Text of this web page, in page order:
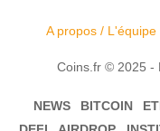
A propos / L'équipe
Coins.fr © 2025 -
NEWS BITCOIN